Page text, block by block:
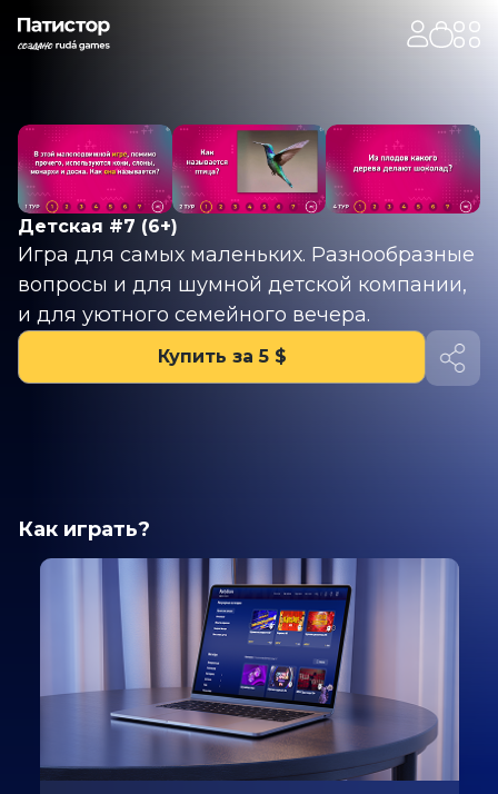
Детская #7 (6+)
Игра для самых маленьких. Разнообразные
вопросы и для шумной детской компании,
и для уютного семейного вечера.
Купить за 5 $
Как играть?